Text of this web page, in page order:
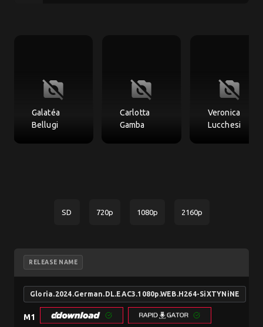
no_photography
Galatéa
Bellugi
no_photography
Carlotta
Gamba
no_photography
Veronica
Lucchesi
SD 720p 1080p 2160p
RELEASE NAME
Gloria.2024.German.DL.EAC3.1080p.WEB.H264-SiXTYNiNE
M1